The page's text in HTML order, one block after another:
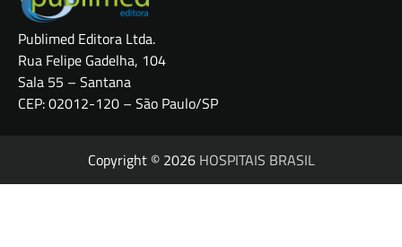
Publimed Editora Ltda.
Rua Felipe Gadelha, 104
Sala 55 – Santana
CEP: 02012-120 – São Paulo/SP
Copyright © 2026 HOSPITAIS BRASIL